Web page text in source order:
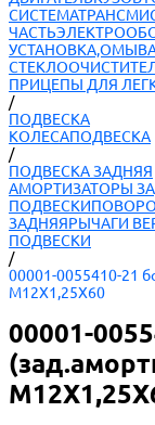
СИСТЕМА
ЧАСТЬ
ПРИЦЕПЫ ДЛЯ
/
ПОДВЕСКА
КОЛЕСАПОДВЕСКА
/
ПОДВЕСКА ЗАДНЯЯ
АМОРТИЗАТОРЫ
ПОДВЕСКИ
ЗАДНЯЯРЫЧАГИ
ПОДВЕСКИ
/
00001-0055410-21
М12Х1,25Х60
00001-